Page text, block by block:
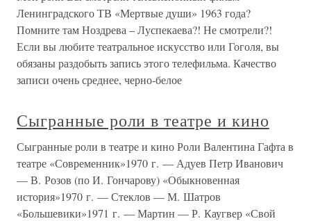
Ленинградского ТВ «Мертвые души» 1963 года?
Помните там Ноздрева – Луспекаева?! Не смотрели?!
Если вы любите театральное искусство или Гоголя, вы
обязаны раздобыть запись этого телефильма. Качество
записи очень среднее, черно-белое
Сыгранные роли в театре и кино
Сыгранные роли в театре и кино Роли Валентина Гафта в
театре «Современник»1970 г. — Адуев Петр Иванович
— В. Розов (по И. Гончарову) «Обыкновенная
история»1970 г. — Стеклов — М. Шатров
«Большевики»1971 г. — Мартин — Р. Каугвер «Свой